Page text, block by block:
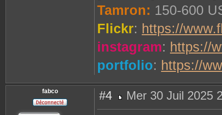
Tamron: 150-600
Flickr: https://
instagram: https://
portfolio: https://
fabco #4
e
Mer 30 Juil 2025